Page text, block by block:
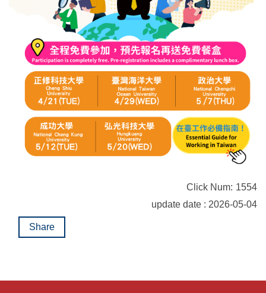
Click Num: 1554
update date : 2026-05-04
Share